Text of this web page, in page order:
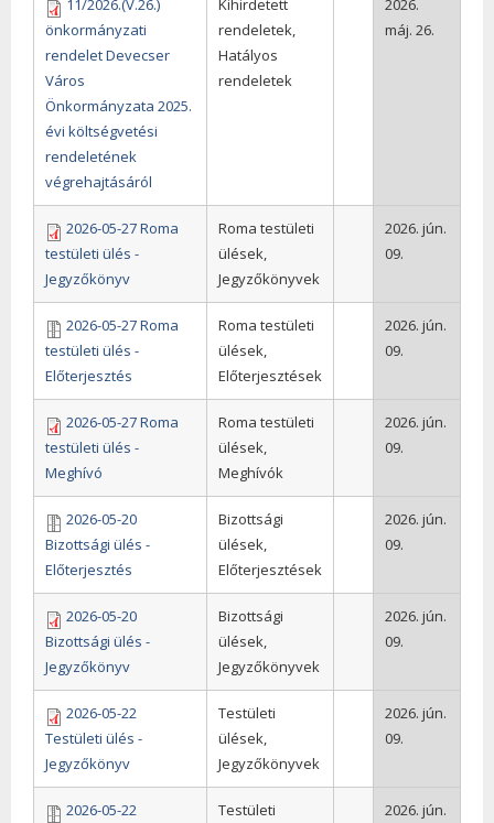
önkormányzati
rendelet Devecser
Város
Önkormányzata 2025.
évi költségvetési
rendeletének
végrehajtásáról
rendeletek,
Hatályos
rendeletek
máj. 26.
2026-05-27 Roma
testületi ülés -
Jegyzőkönyv
Roma testületi
ülések,
Jegyzőkönyvek
2026. jún.
09.
2026-05-27 Roma
testületi ülés -
Előterjesztés
Roma testületi
ülések,
Előterjesztések
2026. jún.
09.
2026-05-27 Roma
testületi ülés -
Meghívó
Roma testületi
ülések,
Meghívók
2026. jún.
09.
2026-05-20
Bizottsági ülés -
Előterjesztés
Bizottsági
ülések,
Előterjesztések
2026. jún.
09.
2026-05-20
Bizottsági ülés -
Jegyzőkönyv
Bizottsági
ülések,
Jegyzőkönyvek
2026. jún.
09.
2026-05-22
Testületi ülés -
Jegyzőkönyv
Testületi
ülések,
Jegyzőkönyvek
2026. jún.
09.
2026-05-22
Testületi
2026. jún.